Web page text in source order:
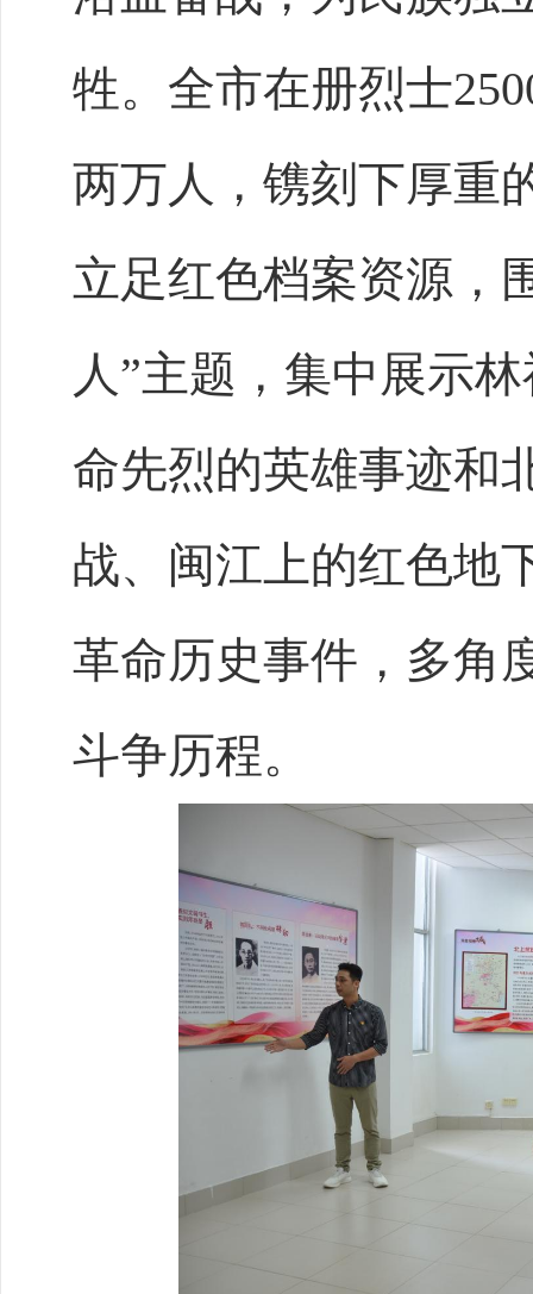
牲。全市在册烈士
两万人，镌刻下厚重
立足红色档案资源，
人”主题，集中展示
命先烈的英雄事迹和
战、闽江上的红色地
革命历史事件，多角
斗争历程。